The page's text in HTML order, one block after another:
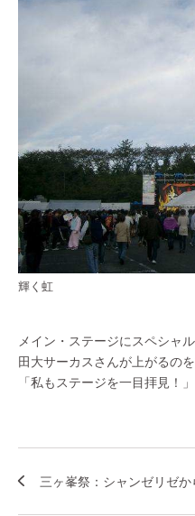
輝く虹
メイン・ステージにスペシャ
田大サーカスさんが上がるの
「私もステージを一目拝見！
三ヶ峯祭：シャンゼリゼか